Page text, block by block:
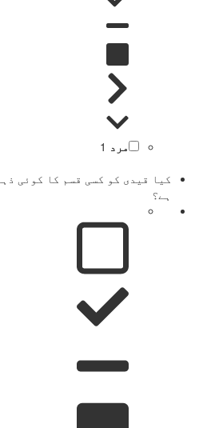
مرد 1
کیا قیدی کو کسی قسم کا کوئی ذہنی
ہے؟